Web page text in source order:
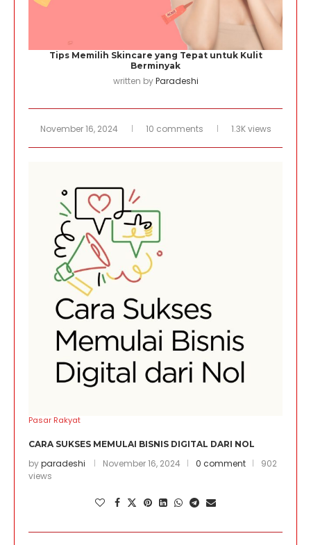
Tips Memilih Skincare yang Tepat untuk Kulit
Berminyak
written byParadeshi
November 16, 2024 10 comments 1.3K views
Pasar Rakyat
CARA SUKSES MEMULAI BISNIS DIGITAL DARI NOL
byparadeshi November 16, 2024 0 comment
902
views